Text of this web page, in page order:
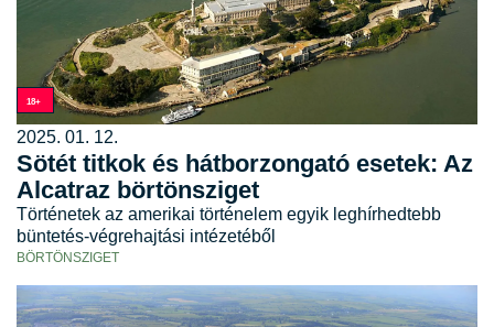
18+
2025. 01. 12.
Sötét titkok és hátborzongató esetek: Az
Alcatraz börtönsziget
Történetek az amerikai történelem egyik leghírhedtebb
büntetés-végrehajtási intézetéből
BÖRTÖNSZIGET